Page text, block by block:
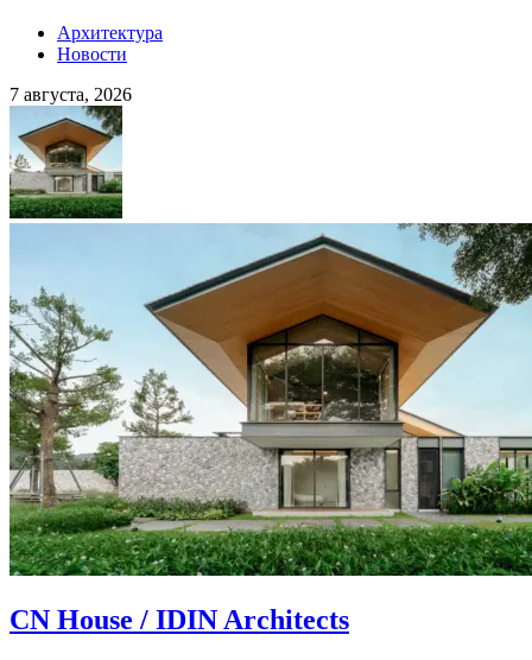
Архитектура
Новости
7 августа, 2026
CN House / IDIN Architects